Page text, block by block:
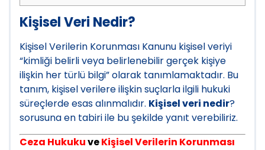
Kişisel Veri Nedir?
Kişisel Verilerin Korunması Kanunu kişisel veriyi
“kimliği belirli veya belirlenebilir gerçek kişiye
ilişkin her türlü bilgi” olarak tanımlamaktadır. Bu
tanım, kişisel verilere ilişkin suçlarla ilgili hukuki
süreçlerde esas alınmalıdır. Kişisel veri nedir?
sorusuna en tabiri ile bu şekilde yanıt verebiliriz.
Ceza HukukuveKişisel Verilerin Korunması